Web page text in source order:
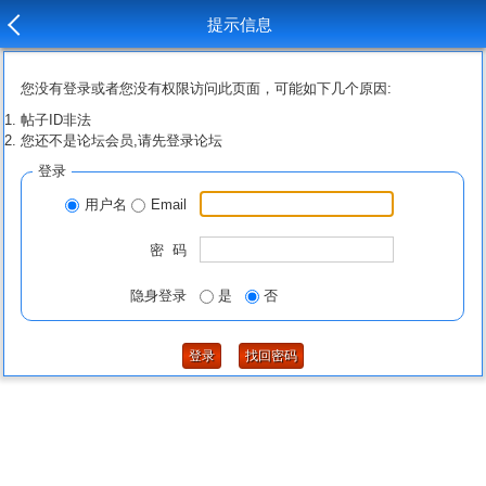
提示信息
您没有登录或者您没有权限访问此页面，可能如下几个原因:
帖子ID非法
您还不是论坛会员,请先登录论坛
登录
用户名 Email
密 码
隐身登录 是 否